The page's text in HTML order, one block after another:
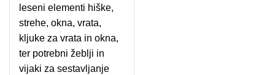
leseni elementi hiške,
strehe, okna, vrata,
kljuke za vrata in okna,
ter potrebni žeblji in
vijaki za sestavljanje